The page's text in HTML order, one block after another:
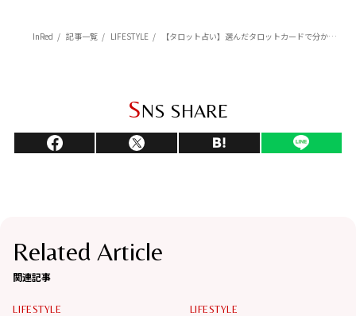
InRed 記事一覧 LIFESTYLE 【タロット占い】選んだタロットカードで分かる「仕事の乗り越え方」
SNS SHARE
Related Article
関連記事
LIFESTYLE LIFESTYLE